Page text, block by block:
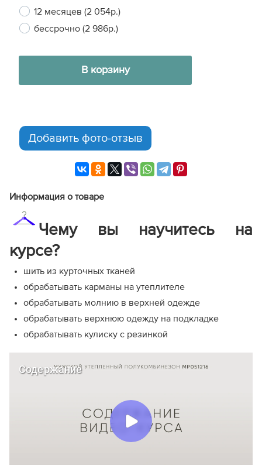
12 месяцев (2 054р.)
бессрочно (2 986р.)
В корзину
Добавить фото-отзыв
Информация о товаре
Чему вы научитесь на
курсе?
шить из курточных тканей
обрабатывать карманы на утеплителе
обрабатывать молнию в верхней одежде
обрабатывать верхнюю одежду на подкладке
обрабатывать кулиску с резинкой